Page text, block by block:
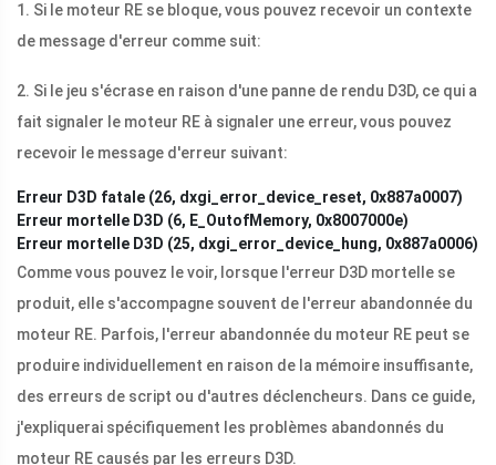
1. Si le moteur RE se bloque, vous pouvez recevoir un contexte
de message d'erreur comme suit:
2. Si le jeu s'écrase en raison d'une panne de rendu D3D, ce qui a
fait signaler le moteur RE à signaler une erreur, vous pouvez
recevoir le message d'erreur suivant:
Erreur D3D fatale (26, dxgi_error_device_reset, 0x887a0007)
Erreur mortelle D3D (6, E_OutofMemory, 0x8007000e)
Erreur mortelle D3D (25, dxgi_error_device_hung, 0x887a0006)
Comme vous pouvez le voir, lorsque l'erreur D3D mortelle se
produit, elle s'accompagne souvent de l'erreur abandonnée du
moteur RE. Parfois, l'erreur abandonnée du moteur RE peut se
produire individuellement en raison de la mémoire insuffisante,
des erreurs de script ou d'autres déclencheurs. Dans ce guide,
j'expliquerai spécifiquement les problèmes abandonnés du
moteur RE causés par les erreurs D3D.